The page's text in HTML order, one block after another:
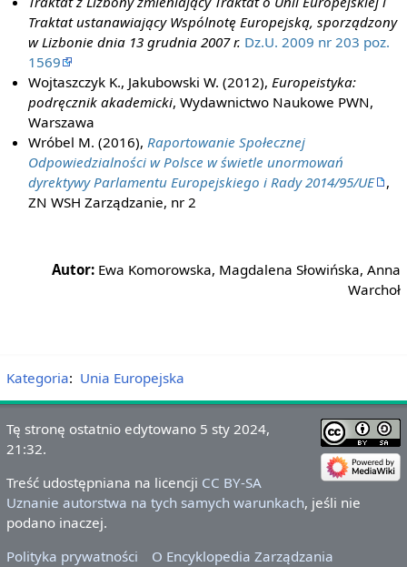
Traktat ustanawiający Wspólnotę Europejską, sporządzony
w Lizbonie dnia 13 grudnia 2007 r. Dz.U. 2009 nr 203 poz.
1569
Wojtaszczyk K., Jakubowski W. (2012),Europeistyka:
podręcznik akademicki, Wydawnictwo Naukowe PWN,
Warszawa
Wróbel M. (2016),Raportowanie Społecznej
Odpowiedzialności w Polsce w świetle unormowań
dyrektywy Parlamentu Europejskiego i Rady 2014/95/UE
,
ZN WSH Zarządzanie, nr 2
Autor: Ewa Komorowska, Magdalena Słowińska, Anna
Warchoł
Kategoria: Unia Europejska
Tę stronę ostatnio edytowano 5 sty 2024,
21:32.
Treść udostępniana na licencji CC BY-SA
Uznanie autorstwa na tych samych warunkach, jeśli nie
podano inaczej.
Polityka prywatności
O Encyklopedia Zarządzania